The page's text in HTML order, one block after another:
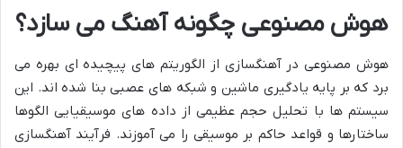
هوش مصنوعی چگونه آهنگ می سازد؟
هوش مصنوعی در آهنگسازی از الگوریتم های پیچیده ای بهره می
برد که بر پایه یادگیری ماشین و شبکه های عصبی بنا شده اند. این
سیستم ها با تحلیل حجم عظیمی از داده های موسیقیایی الگوها
ساختارها و قواعد حاکم بر موسیقی را می آموزند. فرآیند آهنگسازی